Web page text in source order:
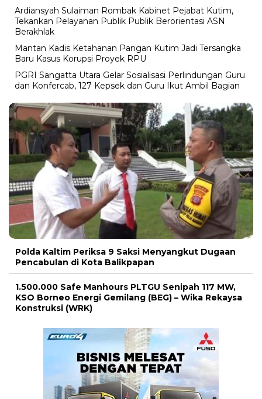
Ardiansyah Sulaiman Rombak Kabinet Pejabat Kutim,
Tekankan Pelayanan Publik Publik Berorientasi ASN
Berakhlak
Mantan Kadis Ketahanan Pangan Kutim Jadi Tersangka
Baru Kasus Korupsi Proyek RPU
PGRI Sangatta Utara Gelar Sosialisasi Perlindungan Guru
dan Konfercab, 127 Kepsek dan Guru Ikut Ambil Bagian
Polda Kaltim Periksa 9 Saksi Menyangkut Dugaan
Pencabulan di Kota Balikpapan
1.500.000 Safe Manhours PLTGU Senipah 117 MW,
KSO Borneo Energi Gemilang (BEG) – Wika Rekaysa
Konstruksi (WRK)